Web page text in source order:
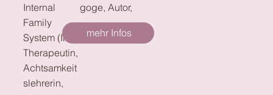
Internal
Family
System (IFS)
Therapeutin,
Achtsamkeit
slehrerin,
goge, Autor,
mehr Infos